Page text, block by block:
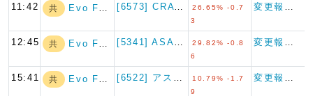
11:42 共 Evo Fund
26.65% -0.7
3
12:45 共 Evo Fund
29.82% -0.8
6
15:41 共 Evo Fund
10.79% -1.7
9